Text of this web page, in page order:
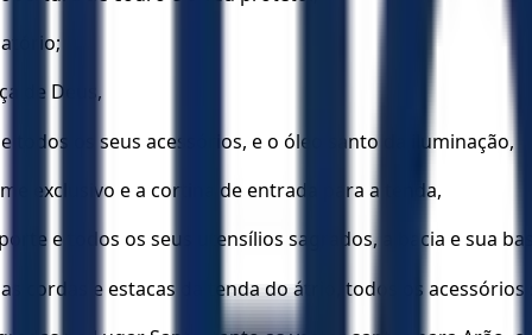
de Deus,
os seus acessórios, e o óleo santo da iluminação,
exclusivo e a cortina de entrada para a tenda,
e todos os seus utensílios sagrados, a bacia e sua
cordas e estacas da tenda do átrio, todos os